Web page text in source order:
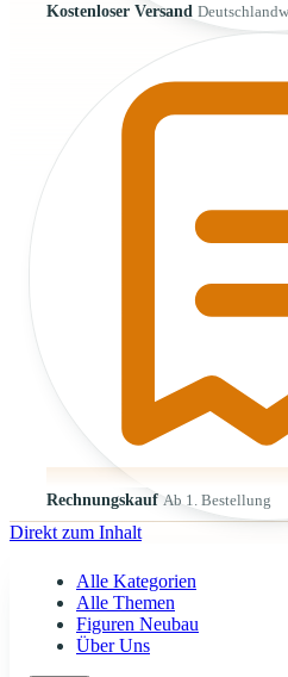
Kostenloser Versand
Rechnungskauf Ab 1. Bestellung
Direkt zum Inhalt
Alle Kategorien
Alle Themen
Figuren Neubau
Über Uns